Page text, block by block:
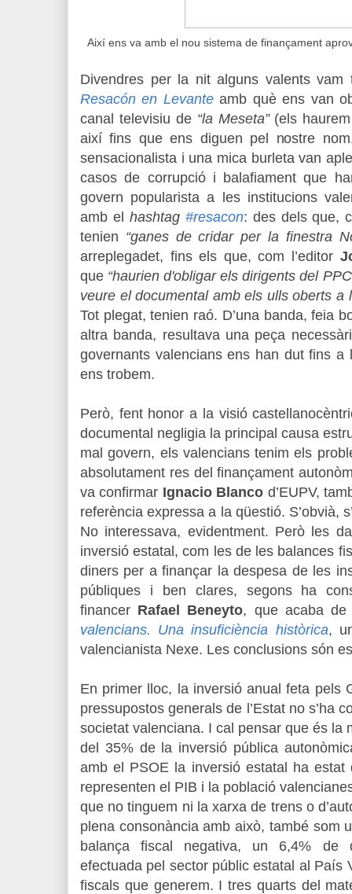
Així ens va amb el nou sistema de finançament
Divendres per la nit alguns valents
Resacón en Levanteamb què ens van
canal televisiu de “la Meseta”(els haurem
així fins que ens diguen pel nostre
sensacionalista i una mica burleta van
casos de corrupció i balafiament que
govern popularista a les institucions
amb el hashtag #resacon: des dels que,
tenien “ganes de cridar per la finestra
arreplegadet, fins els que, com l’editor
que “haurien d'obligar els dirigents del
veure el documental amb els ulls oberts a
Tot plegat, tenien raó. D’una banda, feia
altra banda, resultava una peça
governants valencians ens han dut fins
ens trobem.
Però, fent honor a la visió
documental negligia la principal causa
mal govern, els valencians tenim els
absolutament res del finançament
va confirmar Ignacio Blanco d’EUPV,
referència expressa a la qüestió. S’obvià,
No interessava, evidentment. Però les
inversió estatal, com les de les balances
diners per a finançar la despesa de les
públiques i ben clares, segons ha
financer Rafael Beneyto, que acaba
valencians. Una insuficiència històrica,
valencianista Nexe. Les conclusions són
En primer lloc, la inversió anual feta pels
pressupostos generals de l’Estat no s’ha
societat valenciana. I cal pensar que és la
del 35% de la inversió pública
amb el PSOE la inversió estatal ha estat
representen el PIB i la població
que no tinguem ni la xarxa de trens o
plena consonància amb això, també som
balança fiscal negativa, un 6,4% de
efectuada pel sector públic estatal al País
fiscals que generem. I tres quarts del